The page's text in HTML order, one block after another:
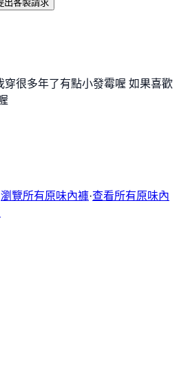
出客製請求
穿很多年了有點小發霉喔 如果喜歡
瀏覽所有原味內褲·查看所有原味內